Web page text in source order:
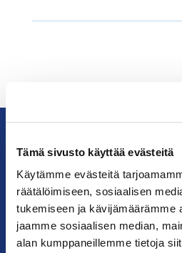
Tämä sivusto käyttää evästeitä
Käytämme evästeitä
räätälöimiseen, sosiaalisen
tukemiseen ja kävijämäärämme
jaamme sosiaalisen median,
alan kumppaneillemme tietoja
KauppakamariHelsingin
seudun
kauppakamari
YHTEYSTIEDOT